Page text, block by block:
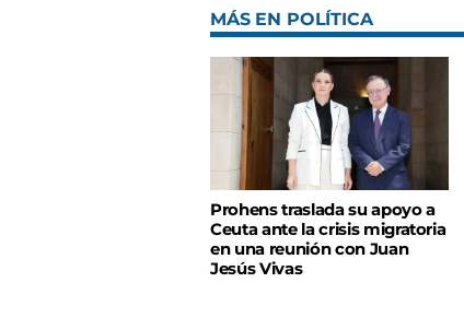
MÁS EN POLÍTICA
Prohens traslada su apoyo a
Ceuta ante la crisis migratoria
en una reunión con Juan
Jesús Vivas